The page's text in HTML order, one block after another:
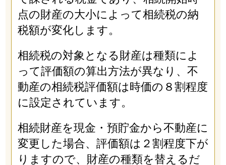
点の財産の大小によって相続税の納
税額が変化します。
相続税の対象となる財産は種類によ
って評価額の算出方法が異なり、不
動産の相続税評価額は時価の８割程度
に設定されています。
相続財産を現金・預貯金から不動産に
変更した場合、評価額は２割程度下が
りますので、財産の種類を替えるだ